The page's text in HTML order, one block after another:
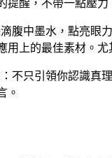
提醒，不帶一點壓
腹中墨水，點亮眼
用上的最佳素材。
不只引領你認識真
。